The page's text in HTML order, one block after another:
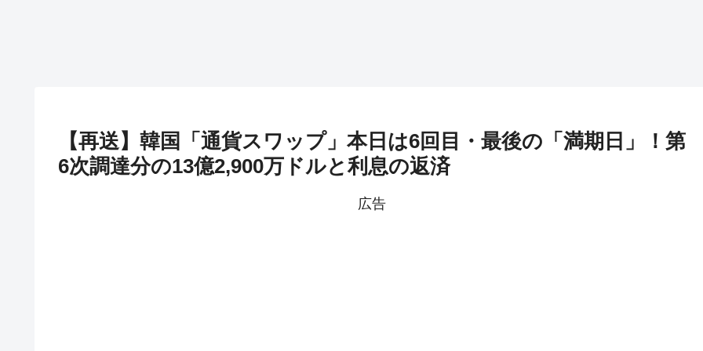
【再送】韓国「通貨スワップ」本日は6回目・最後の「満期日」！第
6次調達分の13億2,900万ドルと利息の返済
広告